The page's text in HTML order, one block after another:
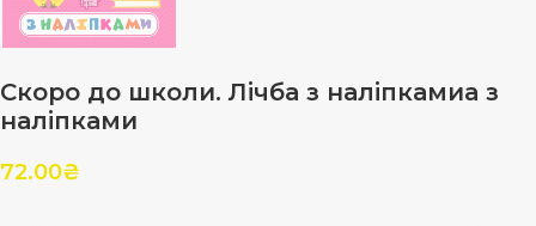
Скоро до школи. Лічба з наліпкамиа з
наліпками
72.00₴